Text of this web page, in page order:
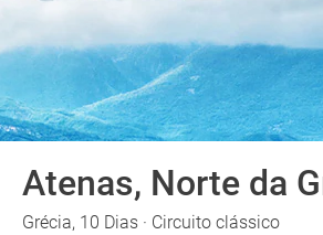
Atenas, Norte da
Grécia, 10 Dias · Circuito clássico